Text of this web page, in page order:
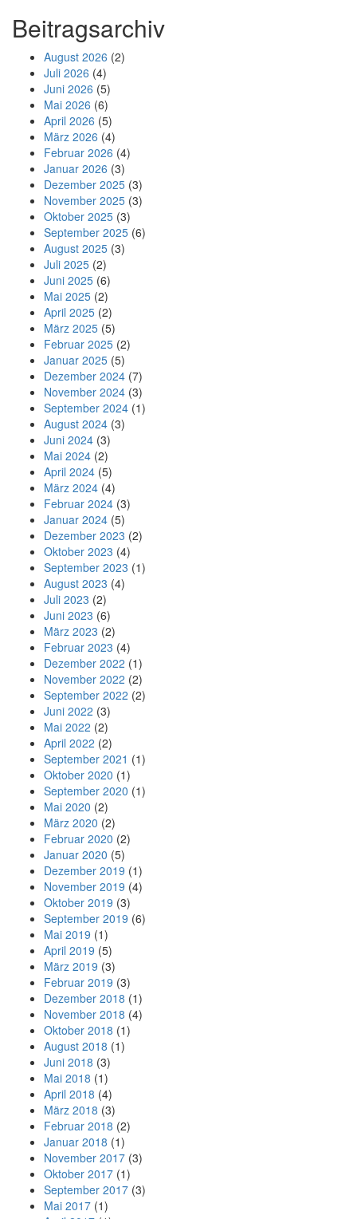
Beitragsarchiv
August 2026 (2)
Juli 2026 (4)
Juni 2026 (5)
Mai 2026 (6)
April 2026 (5)
März 2026 (4)
Februar 2026 (4)
Januar 2026 (3)
Dezember 2025 (3)
November 2025 (3)
Oktober 2025 (3)
September 2025 (6)
August 2025 (3)
Juli 2025 (2)
Juni 2025 (6)
Mai 2025 (2)
April 2025 (2)
März 2025 (5)
Februar 2025 (2)
Januar 2025 (5)
Dezember 2024 (7)
November 2024 (3)
September 2024 (1)
August 2024 (3)
Juni 2024 (3)
Mai 2024 (2)
April 2024 (5)
März 2024 (4)
Februar 2024 (3)
Januar 2024 (5)
Dezember 2023 (2)
Oktober 2023 (4)
September 2023 (1)
August 2023 (4)
Juli 2023 (2)
Juni 2023 (6)
März 2023 (2)
Februar 2023 (4)
Dezember 2022 (1)
November 2022 (2)
September 2022 (2)
Juni 2022 (3)
Mai 2022 (2)
April 2022 (2)
September 2021 (1)
Oktober 2020 (1)
September 2020 (1)
Mai 2020 (2)
März 2020 (2)
Februar 2020 (2)
Januar 2020 (5)
Dezember 2019 (1)
November 2019 (4)
Oktober 2019 (3)
September 2019 (6)
Mai 2019 (1)
April 2019 (5)
März 2019 (3)
Februar 2019 (3)
Dezember 2018 (1)
November 2018 (4)
Oktober 2018 (1)
August 2018 (1)
Juni 2018 (3)
Mai 2018 (1)
April 2018 (4)
März 2018 (3)
Februar 2018 (2)
Januar 2018 (1)
November 2017 (3)
Oktober 2017 (1)
September 2017 (3)
Mai 2017 (1)